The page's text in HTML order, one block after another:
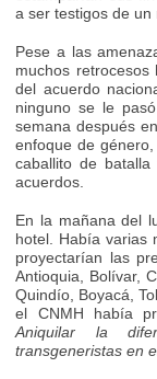
a ser testigos de un
Pese a las
muchos retrocesos
del acuerdo
ninguno se le
semana después
enfoque de
caballito de
acuerdos.
En la mañana del
hotel. Había varias
proyectarían las
Antioquia, Bolívar,
Quindío, Boyacá,
el CNMH había
Aniquilar la
transgeneristas en